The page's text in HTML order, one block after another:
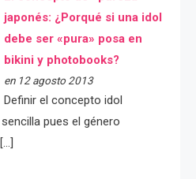
japonés: ¿Porqué si una idol
debe ser «pura» posa en
bikini y photobooks?
en 12 agosto 2013
Definir el concepto idol
pues el género